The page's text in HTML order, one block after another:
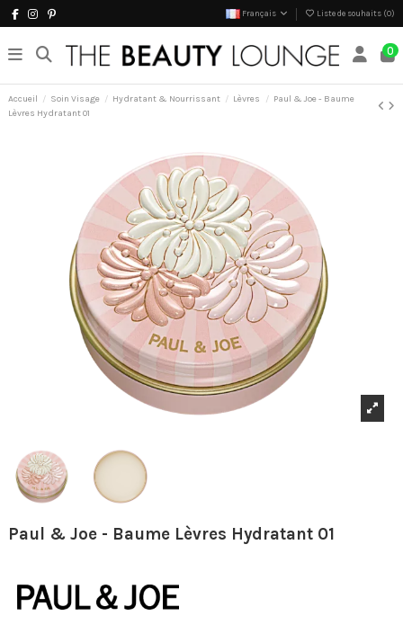
Français Liste de souhaits (0)
0
Accueil Soin Visage Hydratant & Nourrissant Lèvres
Paul & Joe - Baume
Lèvres Hydratant 01
Paul & Joe - Baume Lèvres Hydratant 01